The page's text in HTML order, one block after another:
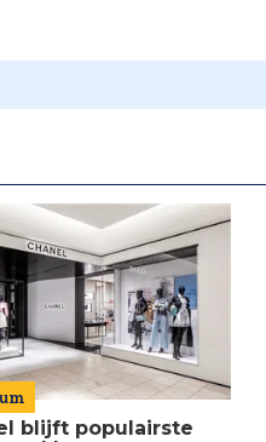
blijft populairste